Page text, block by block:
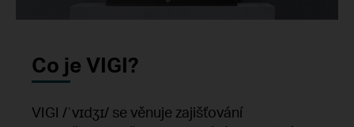
Co je VIGI?
VIGI /ˈvɪdʒɪ/ se věnuje zajišťování